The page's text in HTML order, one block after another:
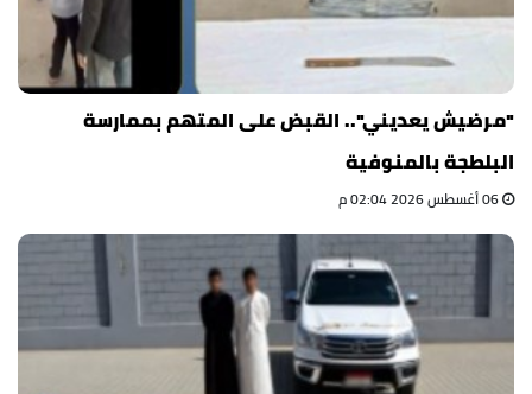
"مرضيش يعديني".. القبض على المتهم بممارسة
البلطجة بالمنوفية